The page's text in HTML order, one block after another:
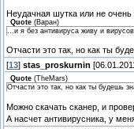
Неудачная шутка или не
Quote (Варан)
...и я без антивируса живу и
Отчасти это так, но как ты
[13] stas_proskurnin
Quote (TheMars)
Отчасти это так, но как ты будешь
Можно скачать сканер, и
А насчет антивирусника, у